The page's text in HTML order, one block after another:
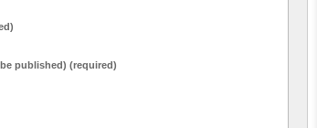
published) (required)